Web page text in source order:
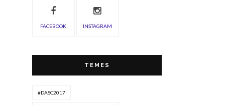
FACEBOOK INSTAGRAM
TEMES
#DASC2017